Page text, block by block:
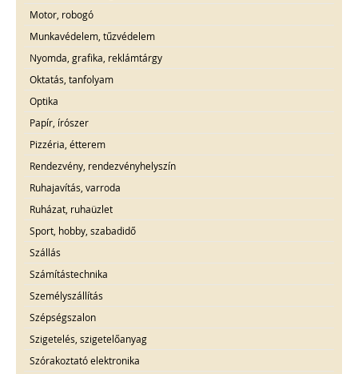
Motor, robogó
Munkavédelem, tűzvédelem
Nyomda, grafika, reklámtárgy
Oktatás, tanfolyam
Optika
Papír, írószer
Pizzéria, étterem
Rendezvény, rendezvényhelyszín
Ruhajavítás, varroda
Ruházat, ruhaüzlet
Sport, hobby, szabadidő
Szállás
Számítástechnika
Személyszállítás
Szépségszalon
Szigetelés, szigetelőanyag
Szórakoztató elektronika